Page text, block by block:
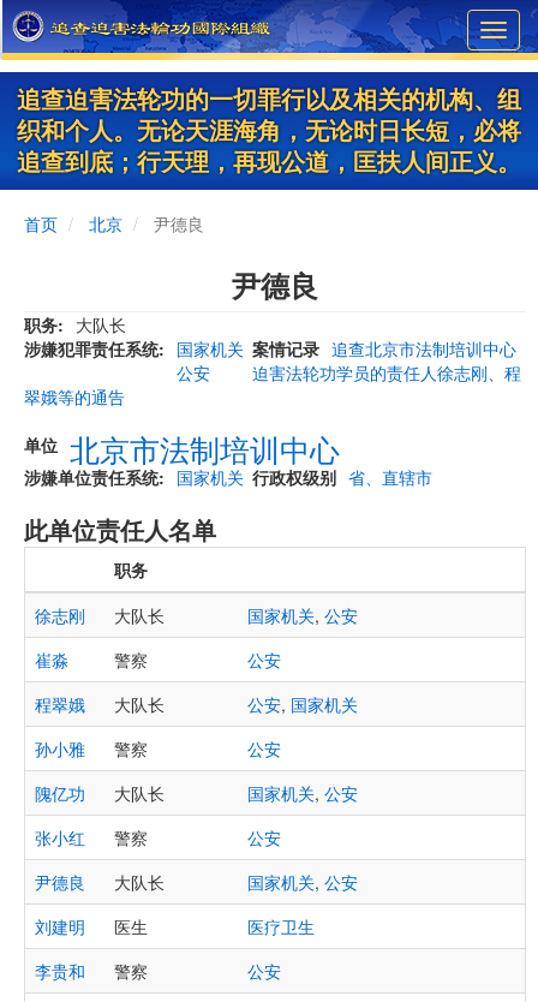
Skip
to
main
content
追查迫害法轮功的一切罪行以及相关的机构、组
织和个人。无论天涯海角，无论时日长短，必将
追查到底；行天理，再现公道，匡扶人间正义。
首页 北京 尹德良
尹德良
职务
大队长
涉嫌犯罪责任系统
国家机关
公安
案情记录 追查北京市法制培训中心
迫害法轮功学员的责任人徐志刚、程
翠娥等的通告
单位 北京市法制培训中心
涉嫌单位责任系统 国家机关 行政权级别 省、直辖市
此单位责任人名单
职务
徐志刚
大队长 国家机关, 公安
崔淼
警察
公安
程翠娥
大队长 公安, 国家机关
孙小雅
警察
公安
隗亿功
大队长 国家机关, 公安
张小红
警察
公安
尹德良
大队长 国家机关, 公安
刘建明
医生
医疗卫生
李贵和
警察
公安